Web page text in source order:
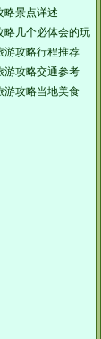
略景点详述
略几个必体会的玩
游攻略行程推荐
游攻略交通参考
游攻略当地美食